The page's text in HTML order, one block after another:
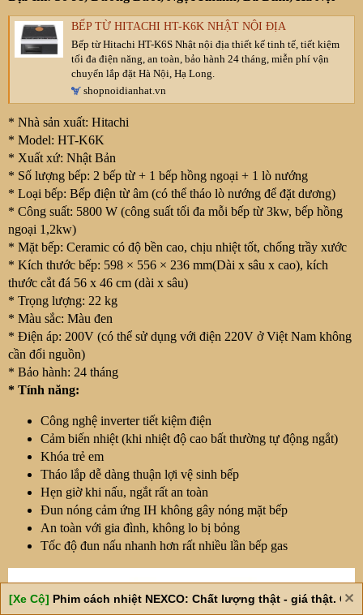
BẾP TỪ HITACHI HT-K6K NHẬT NỘI ĐỊA
Bếp từ Hitachi HT-K6S Nhật nội địa thiết kế tinh tế, tiết kiệm
tối đa điện năng, an toàn, bảo hành 24 tháng, miễn phí vận
chuyển lắp đặt Hà Nội, Hạ Long.
shopnoidianhat.vn
* Nhà sản xuất: Hitachi
* Model: HT-K6K
* Xuất xứ: Nhật Bản
* Số lượng bếp: 2 bếp từ + 1 bếp hồng ngoại + 1 lò nướng
* Loại bếp: Bếp điện từ âm (có thể tháo lò nướng để đặt dương)
* Công suất: 5800 W (công suất tối đa mỗi bếp từ 3kw, bếp hồng
ngoại 1,2kw)
* Mặt bếp: Ceramic có độ bền cao, chịu nhiệt tốt, chống trầy xước
* Kích thước bếp: 598 × 556 × 236 mm(Dài x sâu x cao), kích
thước cắt đá 56 x 46 cm (dài x sâu)
* Trọng lượng: 22 kg
* Màu sắc: Màu đen
* Điện áp: 200V (có thể sử dụng với điện 220V ở Việt Nam không
cần đổi nguồn)
* Bảo hành: 24 tháng
* Tính năng:
Công nghệ inverter tiết kiệm điện
Cảm biến nhiệt (khi nhiệt độ cao bất thường tự động ngắt)
Khóa trẻ em
Tháo lắp dễ dàng thuận lợi vệ sinh bếp
Hẹn giờ khi nấu, ngắt rất an toàn
Đun nóng cảm ứng IH không gây nóng mặt bếp
An toàn với gia đình, không lo bị bỏng
Tốc độ đun nấu nhanh hơn rất nhiều lần bếp gas
[Xe Cộ] Phim cách nhiệt NEXCO: Chất lượng thật - giá thật. Giá